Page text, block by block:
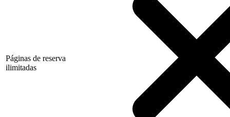
Páginas de reserva
ilimitadas